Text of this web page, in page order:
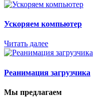
Ускоряем компьютер
Читать далее
Реанимация загрузчика
Мы предлагаем